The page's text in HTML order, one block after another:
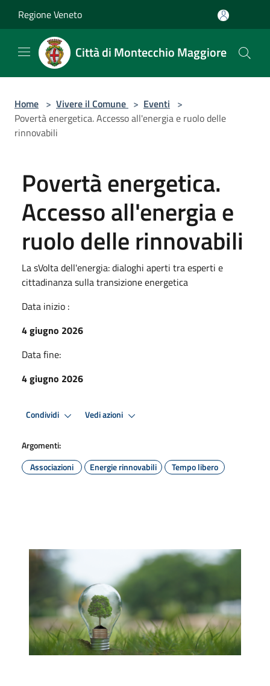
Regione Veneto
Città di Montecchio Maggiore
Home > Vivere il Comune > Eventi >
Povertà energetica. Accesso all'energia e ruolo delle
rinnovabili
Povertà energetica.
Accesso all'energia e
ruolo delle rinnovabili
La sVolta dell'energia: dialoghi aperti tra esperti e
cittadinanza sulla transizione energetica
Data inizio :
4 giugno 2026
Data fine:
4 giugno 2026
Condividi Vedi azioni
Argomenti:
Associazioni
Energie rinnovabili Tempo libero